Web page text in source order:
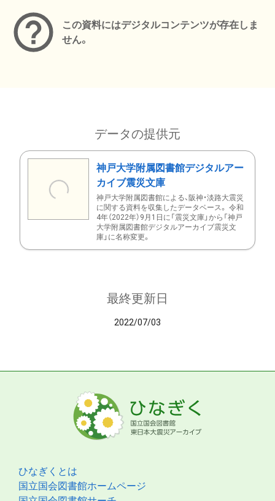
この資料にはデジタルコンテンツが存在しま
せん。
データの提供元
神戸大学附属図書館デジタルアー
カイブ震災文庫
神戸大学附属図書館による、阪神・淡路大震災
に関する資料を収集したデータベース。 令和
4年（2022年）9月1日に「震災文庫」から「神戸
大学附属図書館デジタルアーカイブ震災文
庫」に名称変更。
最終更新日
2022/07/03
ひなぎくとは
国立国会図書館ホームページ